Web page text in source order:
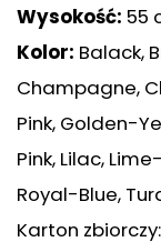
Wysokość: 55
Kolor: Balack,
Champagne,
Pink, Golden-
Pink, Lilac,
Royal-Blue,
Karton